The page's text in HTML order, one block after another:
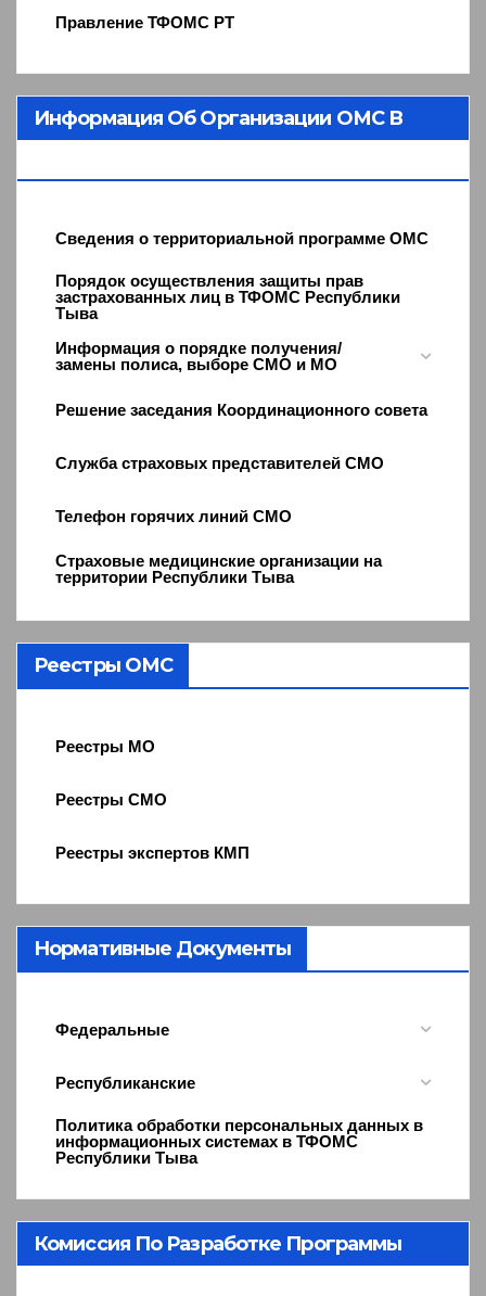
Правление ТФОМС РТ
Информация Об Организации ОМС В
Сведения о территориальной программе ОМС
Порядок осуществления защиты прав
застрахованных лиц в ТФОМС Республики
Тыва
Информация о порядке получения/
замены полиса, выборе СМО и МО
Решение заседания Координационного совета
Служба страховых представителей СМО
Телефон горячих линий СМО
Страховые медицинские организации на
территории Республики Тыва
Реестры ОМС
Реестры МО
Реестры СМО
Реестры экспертов КМП
Нормативные Документы
Федеральные
Республиканские
Политика обработки персональных данных в
информационных системах в ТФОМС
Республики Тыва
Комиссия По Разработке Программы